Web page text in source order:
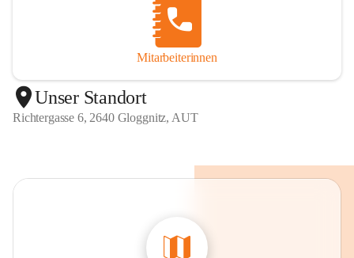
Mitarbeiterinnen
+1
Unser Standort
Richtergasse 6, 2640 Gloggnitz, AUT